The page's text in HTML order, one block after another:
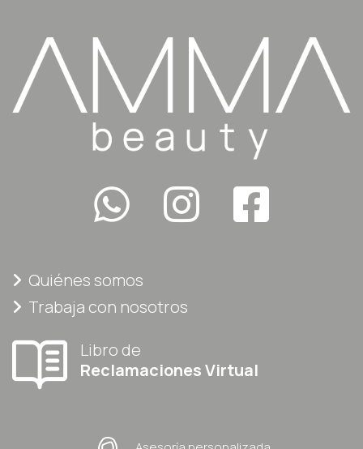
Quiénes somos
Trabaja con nosotros
Libro de
Reclamaciones Virtual